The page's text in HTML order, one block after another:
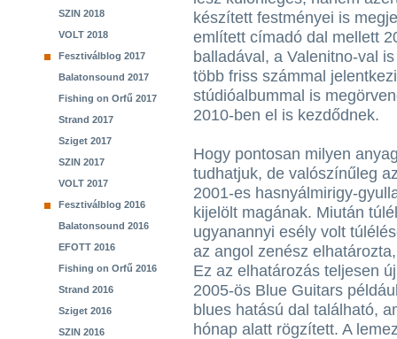
SZIN 2018
VOLT 2018
Fesztiválblog 2017
Balatonsound 2017
Fishing on Orfű 2017
Strand 2017
Sziget 2017
SZIN 2017
VOLT 2017
Fesztiválblog 2016
Balatonsound 2016
EFOTT 2016
Fishing on Orfű 2016
Strand 2016
Sziget 2016
SZIN 2016
készített festményei is
említett címadó dal mellett
balladával, a Valenitno-val
több friss számmal
stúdióalbummal is
2010-ben el is kezdődnek.
Hogy pontosan milyen
tudhatjuk, de valószínűleg
2001-es hasnyálmirigy-
kijelölt magának. Miután
ugyanannyi esély volt
az angol zenész
Ez az elhatározás teljesen
2005-ös Blue Guitars
blues hatású dal található,
hónap alatt rögzített. A